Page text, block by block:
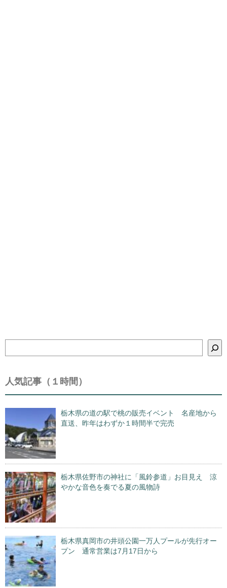
索
人気記事（１時間）
栃木県の道の駅で桃の販売イベント 名産地から
直送、昨年はわずか１時間半で完売
栃木県佐野市の神社に「風鈴参道」お目見え 涼
やかな音色を奏でる夏の風物詩
栃木県真岡市の井頭公園一万人プールが先行オー
プン 通常営業は7月17日から